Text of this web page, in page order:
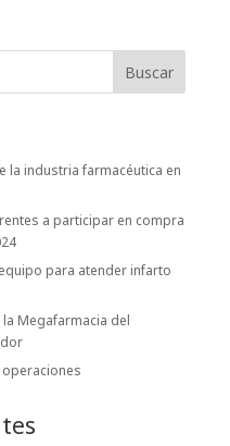
Buscar
la industria farmacéutica en
a participar en compra
para atender infarto
Megafarmacia del